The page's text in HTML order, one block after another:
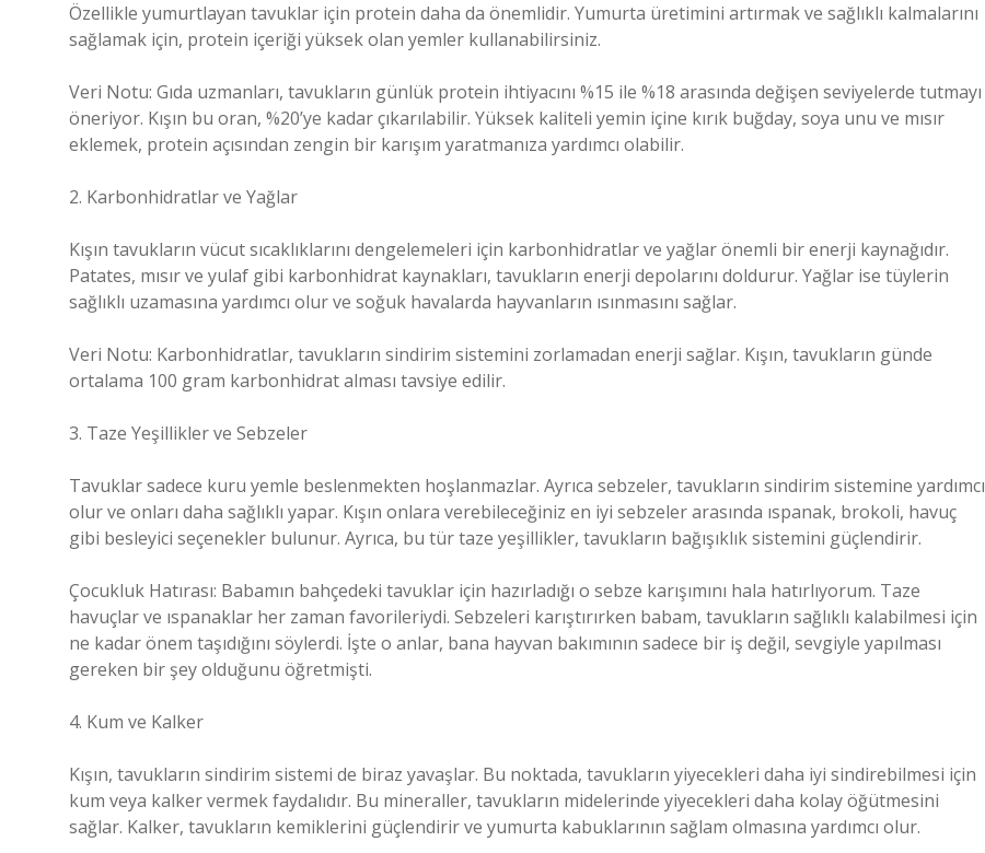
Özellikle yumurtlayan tavuklar için protein daha da önemlidir. Yumurta üretimini artırmak ve sağlıklı kalmalarını
sağlamak için, protein içeriği yüksek olan yemler kullanabilirsiniz.
Veri Notu: Gıda uzmanları, tavukların günlük protein ihtiyacını %15 ile %18 arasında değişen seviyelerde tutmayı
öneriyor. Kışın bu oran, %20’ye kadar çıkarılabilir. Yüksek kaliteli yemin içine kırık buğday, soya unu ve mısır
eklemek, protein açısından zengin bir karışım yaratmanıza yardımcı olabilir.
2. Karbonhidratlar ve Yağlar
Kışın tavukların vücut sıcaklıklarını dengelemeleri için karbonhidratlar ve yağlar önemli bir enerji kaynağıdır.
Patates, mısır ve yulaf gibi karbonhidrat kaynakları, tavukların enerji depolarını doldurur. Yağlar ise tüylerin
sağlıklı uzamasına yardımcı olur ve soğuk havalarda hayvanların ısınmasını sağlar.
Veri Notu: Karbonhidratlar, tavukların sindirim sistemini zorlamadan enerji sağlar. Kışın, tavukların günde
ortalama 100 gram karbonhidrat alması tavsiye edilir.
3. Taze Yeşillikler ve Sebzeler
Tavuklar sadece kuru yemle beslenmekten hoşlanmazlar. Ayrıca sebzeler, tavukların sindirim sistemine yardımcı
olur ve onları daha sağlıklı yapar. Kışın onlara verebileceğiniz en iyi sebzeler arasında ıspanak, brokoli, havuç
gibi besleyici seçenekler bulunur. Ayrıca, bu tür taze yeşillikler, tavukların bağışıklık sistemini güçlendirir.
Çocukluk Hatırası: Babamın bahçedeki tavuklar için hazırladığı o sebze karışımını hala hatırlıyorum. Taze
havuçlar ve ıspanaklar her zaman favorileriydi. Sebzeleri karıştırırken babam, tavukların sağlıklı kalabilmesi için
ne kadar önem taşıdığını söylerdi. İşte o anlar, bana hayvan bakımının sadece bir iş değil, sevgiyle yapılması
gereken bir şey olduğunu öğretmişti.
4. Kum ve Kalker
Kışın, tavukların sindirim sistemi de biraz yavaşlar. Bu noktada, tavukların yiyecekleri daha iyi sindirebilmesi için
kum veya kalker vermek faydalıdır. Bu mineraller, tavukların midelerinde yiyecekleri daha kolay öğütmesini
sağlar. Kalker, tavukların kemiklerini güçlendirir ve yumurta kabuklarının sağlam olmasına yardımcı olur.